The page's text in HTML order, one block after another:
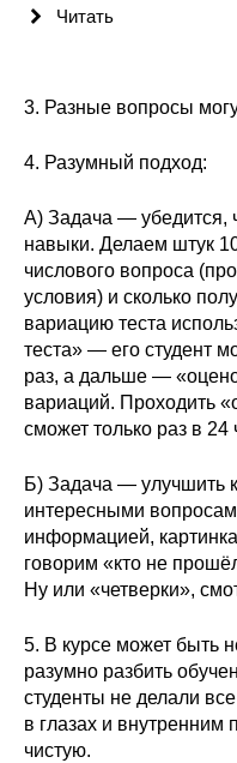
Общие
Научные
О журнале
Выпуски
Общие
Семинары
Читать
3. Разные вопросы
4. Разумный подход:
А) Задача — убедится,
навыки. Делаем штук
числового вопроса
условия) и сколько
вариацию теста
теста» — его студент
раз, а дальше —
вариаций. Проходить
сможет только раз в 24
Б) Задача — улучшить
интересными
информацией,
говорим «кто не
Ну или «четверки»,
5. В курсе может быть
разумно разбить
студенты не делали
в глазах и внутренним
чистую.